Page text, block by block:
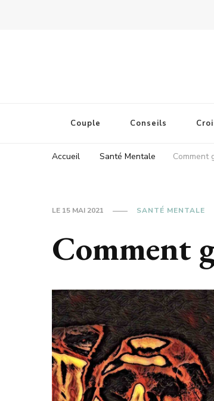
Couple Conseils
Accueil Santé Mentale Comment
LE 15 MAI 2021 SANTÉ MENTALE
Comment